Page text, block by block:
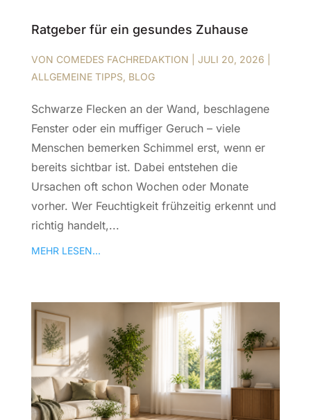
Ratgeber für ein gesundes Zuhause
VON COMEDES FACHREDAKTION JULI 20, 2026
ALLGEMEINE TIPPS BLOG
Schwarze Flecken an der Wand, beschlagene
Fenster oder ein muffiger Geruch – viele
Menschen bemerken Schimmel erst, wenn er
bereits sichtbar ist. Dabei entstehen die
Ursachen oft schon Wochen oder Monate
vorher. Wer Feuchtigkeit frühzeitig erkennt und
richtig handelt,...
MEHR LESEN...